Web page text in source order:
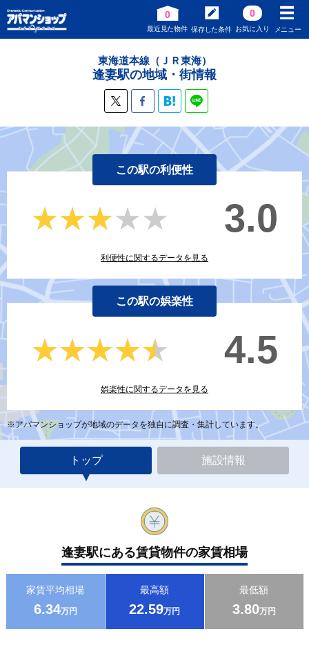
0
最近見た物件 保存した条件
0
お気に入り メニュー
東海道本線（ＪＲ東海）
逢妻駅の地域・街情報
この駅の利便性
★★★★★
★★★★★ 3.0
利便性に関するデータを見る
この駅の娯楽性
★★★★★
★★★★★ 4.5
娯楽性に関するデータを見る
※アパマンショップが地域のデータを独自に調査・集計しています。
トップ 施設情報
逢妻駅にある賃貸物件の家賃相場
家賃平均相場
6.34万円
最高額
22.59万円
最低額
3.80万円